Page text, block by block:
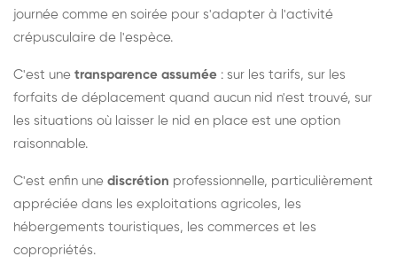
journée comme en soirée pour s'adapter à l'activité
crépusculaire de l'espèce.
C'est une transparence assumée : sur les tarifs, sur les
forfaits de déplacement quand aucun nid n'est trouvé, sur
les situations où laisser le nid en place est une option
raisonnable.
C'est enfin une discrétion professionnelle, particulièrement
appréciée dans les exploitations agricoles, les
hébergements touristiques, les commerces et les
copropriétés.